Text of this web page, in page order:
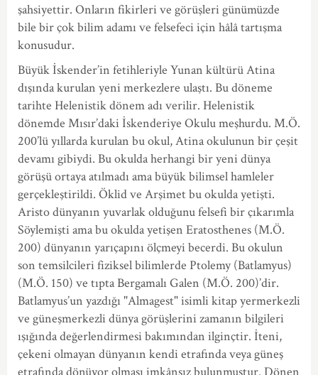
şahsiyettir. Onların fikirleri ve görüşleri günümüzde
bile bir çok bilim adamı ve felsefeci için hâlâ tartışma
konusudur.
Büyük İskender’in fetihleriyle Yunan kültürü Atina
dışında kurulan yeni merkezlere ulaştı. Bu döneme
tarihte Helenistik dönem adı verilir. Helenistik
dönemde Mısır’daki İskenderiye Okulu meşhurdu. M.Ö.
200’lü yıllarda kurulan bu okul, Atina okulunun bir çeşit
devamı gibiydi. Bu okulda herhangi bir yeni dünya
görüşü ortaya atılmadı ama büyük bilimsel hamleler
gerçekleştirildi. Öklid ve Arşimet bu okulda yetişti.
Aristo dünyanın yuvarlak olduğunu felsefi bir çıkarımla
Söylemişti ama bu okulda yetişen Eratosthenes (M.Ö.
200) dünyanın yarıçapını ölçmeyi becerdi. Bu okulun
son temsilcileri fiziksel bilimlerde Ptolemy (Batlamyus)
(M.Ö. 150) ve tıpta Bergamalı Galen (M.Ö. 200)’dir.
Batlamyus’un yazdığı "Almagest" isimli kitap yermerkezli
ve güneşmerkezli dünya görüşlerini zamanın bilgileri
ışığında değerlendirmesi bakımından ilginçtir. İteni,
çekeni olmayan dünyanın kendi etrafında veya güneş